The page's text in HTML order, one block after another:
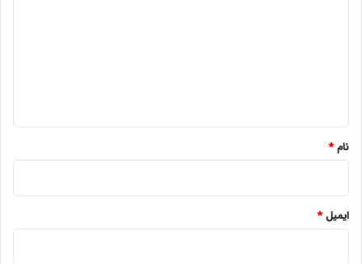
نام*
ایمیل*